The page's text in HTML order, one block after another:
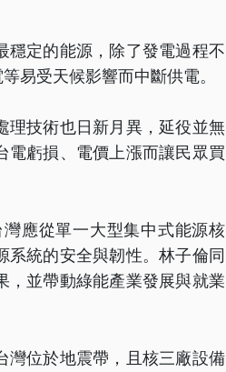
穩定的能源，除了發電過程不
易受天候影響而中斷供電。
理技術也日新月異，延役並無
電虧損、電價上漲而讓民眾買
應從單一大型集中式能源核
統的安全與韌性。林子倫同
，並帶動綠能產業發展與就業
灣位於地震帶，且核三廠設備